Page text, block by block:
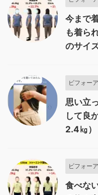
今まで
も着ら
のサイ
ビフォー
思い立
して良
2.4㎏）
ビフォー
食べな